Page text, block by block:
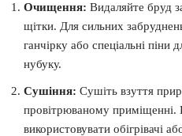
Очищення: Видаляйте бруд
щітки. Для сильних
ганчірку або спеціальні піни
нубуку.
Сушіння: Сушіть взуття
провітрюваному приміщенні.
використовувати обігрівачі